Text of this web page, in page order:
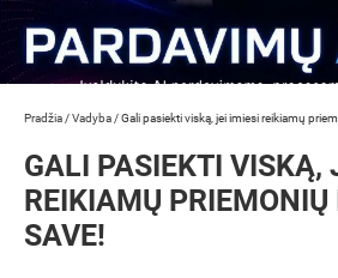
Pradžia /Vadyba /Gali pasiekti viską, jei imiesi reikiamų
GALI PASIEKTI VISKĄ,
REIKIAMŲ PRIEMONIŲ
SAVE!